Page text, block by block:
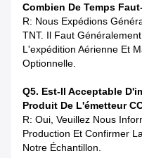
Combien De Temps
R: Nous Expédions
TNT. Il Faut
L'expédition Aérienne Et
Optionnelle.
Q5. Est-Il Acceptable
Produit De L'émetteur
R: Oui, Veuillez Nous
Production Et Confirmer
Notre Échantillon.